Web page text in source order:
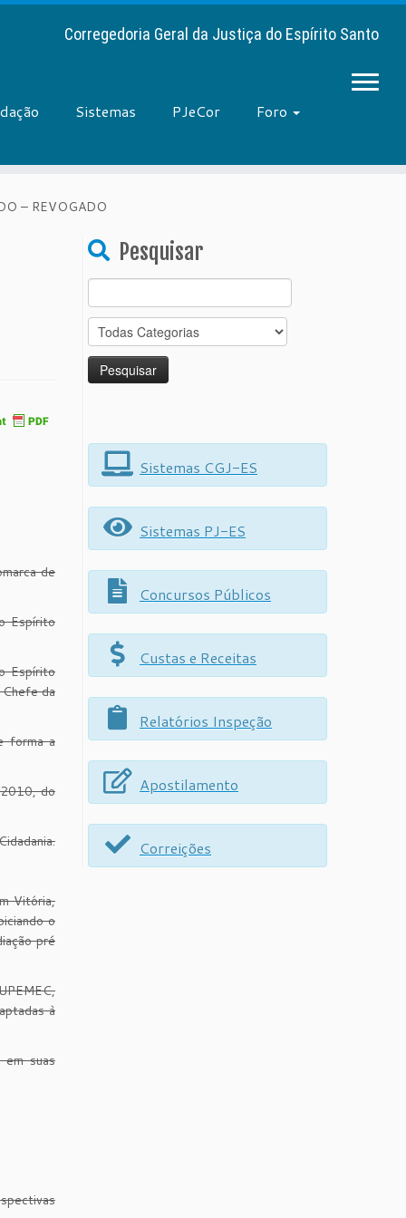
Corregedoria Geral da Justiça do Espírito Santo
Sistemas PJeCor
Foro
– REVOGADO
de
Espírito
Espírito
da
forma a
do
Vitória,
o
pré
à
suas
Pesquisar
for:
Sistemas CGJ-ES
Sistemas PJ-ES
Concursos Públicos
Custas e Receitas
Relatórios Inspeção
Apostilamento
Correições